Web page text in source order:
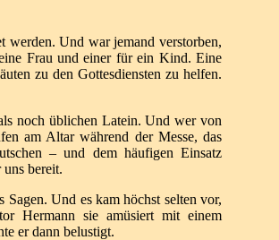
werden. Und war jemand verstorben,
Frau und einer für ein Kind.Eine
zu den Gottesdiensten zu helfen.
noch üblichen Latein. Und wer von
am Altarwährend der Messe, das
– und dem häufigen Einsatz
bereit.
Sagen.Und es kam höchst selten vor,
Hermann sie amüsiert mit einem
er dann belustigt.